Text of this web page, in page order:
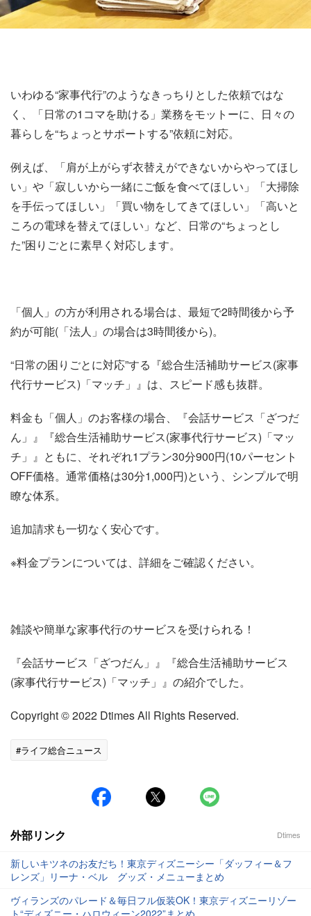
いわゆる“家事代行”のようなきっちりとした依頼ではな
く、「日常の1コマを助ける」業務をモットーに、日々の
暮らしを“ちょっとサポートする”依頼に対応。
例えば、「肩が上がらず衣替えができないからやってほし
い」や「寂しいから一緒にご飯を食べてほしい」「大掃除
を手伝ってほしい」「買い物をしてきてほしい」「高いと
ころの電球を替えてほしい」など、日常の“ちょっとし
た”困りごとに素早く対応します。
「個人」の方が利用される場合は、最短で2時間後から予
約が可能(「法人」の場合は3時間後から)。
“日常の困りごとに対応”する『総合生活補助サービス(家事
代行サービス)「マッチ」』は、スピード感も抜群。
料金も「個人」のお客様の場合、『会話サービス「ざつだ
ん」』『総合生活補助サービス(家事代行サービス)「マッ
チ」』ともに、それぞれ1プラン30分900円(10パーセント
OFF価格。通常価格は30分1,000円)という、シンプルで明
瞭な体系。
追加請求も一切なく安心です。
※料金プランについては、詳細をご確認ください。
雑談や簡単な家事代行のサービスを受けられる！
『会話サービス「ざつだん」』『総合生活補助サービス
(家事代行サービス)「マッチ」』の紹介でした。
Copyright © 2022 Dtimes All Rights Reserved.
#ライフ総合ニュース
外部リンク Dtimes
新しいキツネのお友だち！東京ディズニーシー「ダッフィー＆フ
レンズ」リーナ・ベル グッズ・メニューまとめ
ヴィランズのパレード＆毎日フル仮装OK！東京ディズニーリゾー